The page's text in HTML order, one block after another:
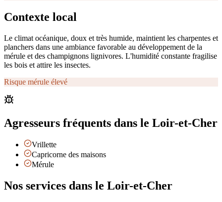
Contexte local
Le climat océanique, doux et très humide, maintient les charpentes et
planchers dans une ambiance favorable au développement de la
mérule et des champignons lignivores. L'humidité constante fragilise
les bois et attire les insectes.
Risque mérule élevé
Agresseurs fréquents dans le Loir-et-Cher
Vrillette
Capricorne des maisons
Mérule
Nos services dans le Loir-et-Cher